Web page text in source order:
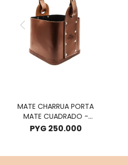
MATE CHARRUA PORTA
MATE CUADRADO -
MARRON
PYG 250.000